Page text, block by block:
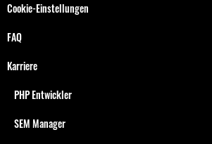
Cookie-Einstellungen
FAQ
Karriere
PHP Entwickler
SEM Manager